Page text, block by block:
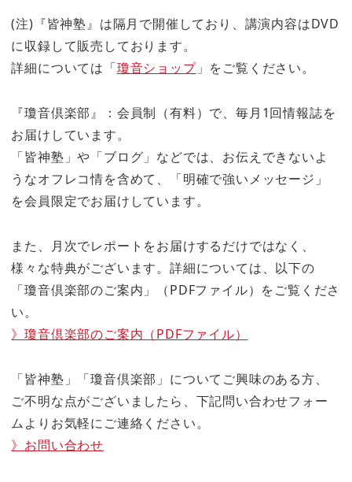
(注)『皆神塾』は隔月で開催しており、講演内容はDVD
に収録して販売しております。
詳細については「瓊音ショップ」をご覧ください。
『瓊音倶楽部』：会員制（有料）で、毎月1回情報誌を
お届けしています。
「皆神塾」や「ブログ」などでは、お伝えできないよ
うなオフレコ情を含めて、「明確で強いメッセージ」
を会員限定でお届けしています。
また、月次でレポートをお届けするだけではなく、
様々な特典がございます。詳細については、以下の
「瓊音倶楽部のご案内」（PDFファイル）をご覧くださ
い。
》瓊音倶楽部のご案内（PDFファイル）
「皆神塾」「瓊音倶楽部」についてご興味のある方、
ご不明な点がございましたら、下記問い合わせフォー
ムよりお気軽にご連絡ください。
》お問い合わせ